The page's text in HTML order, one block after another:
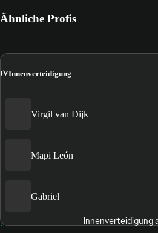
Ähnliche Profis
IVInnenverteidigung
Virgil van Dijk
Mapi León
Gabriel
Innenverteidigung